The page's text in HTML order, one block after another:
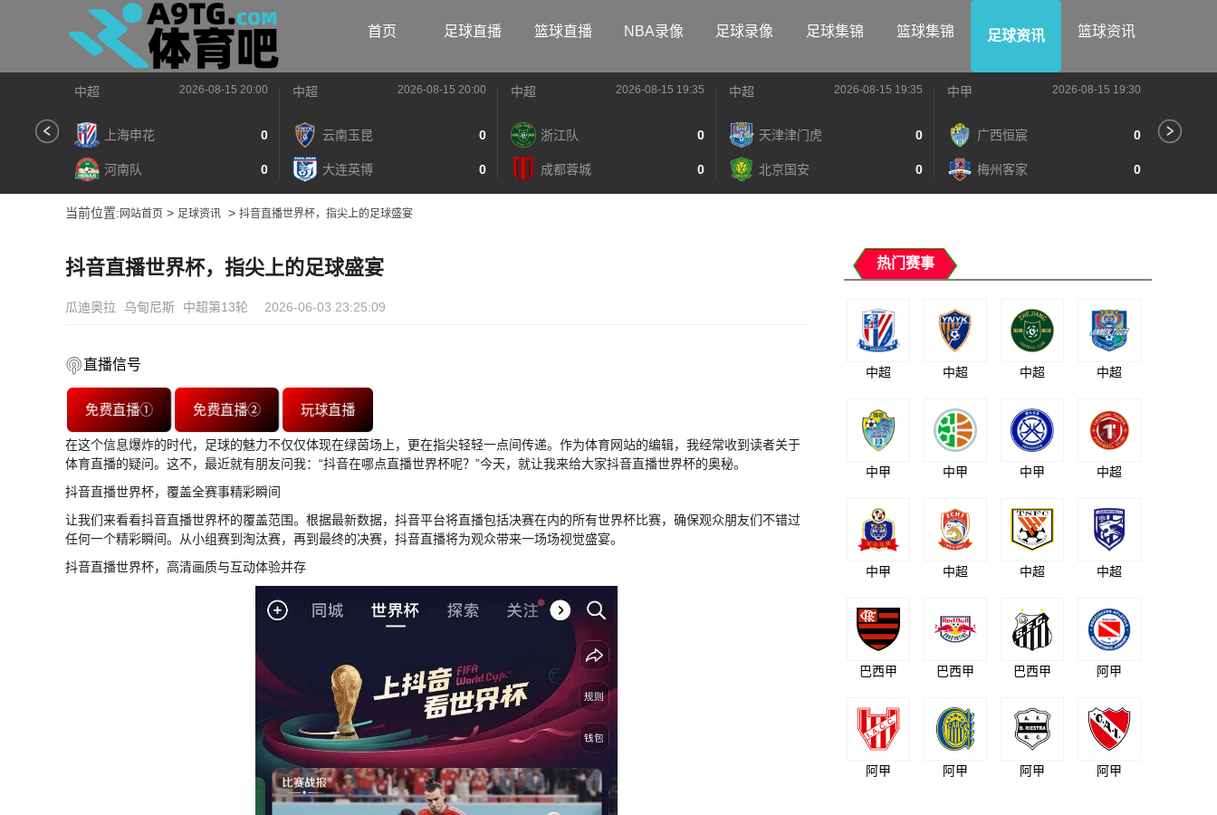
首页 足球直播 篮球直播 NBA录像 足球录像 足球集锦 篮球集锦 足球资讯 篮球资讯
中超 2026-08-15 20:00
上海申花 0
河南队 0
中超 2026-08-15 20:00
云南玉昆 0
大连英博 0
中超 2026-08-15 19:35
浙江队 0
成都蓉城 0
中超 2026-08-15 19:35
天津津门虎 0
北京国安 0
中甲 2026-08-15 19:30
广西恒宸 0
梅州客家 0
当前位置: 网站首页 > 足球资讯 > 抖音直播世界杯，指尖上的足球盛宴
抖音直播世界杯，指尖上的足球盛宴
瓜迪奥拉 乌甸尼斯 中超第13轮 2026-06-03 23:25:09
直播信号
免费直播① 免费直播② 玩球直播
在这个信息爆炸的时代，足球的魅力不仅仅体现在绿茵场上，更在指尖轻轻一点间传递。作为体育网站的编辑，我经常收到读者关于
体育直播的疑问。这不，最近就有朋友问我：“抖音在哪点直播世界杯呢？”今天，就让我来给大家抖音直播世界杯的奥秘。
抖音直播世界杯，覆盖全赛事精彩瞬间
让我们来看看抖音直播世界杯的覆盖范围。根据最新数据，抖音平台将直播包括决赛在内的所有世界杯比赛，确保观众朋友们不错过
任何一个精彩瞬间。从小组赛到淘汰赛，再到最终的决赛，抖音直播将为观众带来一场场视觉盛宴。
抖音直播世界杯，高清画质与互动体验并存
热门赛事
中超 中超 中超 中超
中甲 中甲 中甲 中超
中甲 中超 中超 中超
巴西甲 巴西甲 巴西甲 阿甲
阿甲 阿甲 阿甲 阿甲